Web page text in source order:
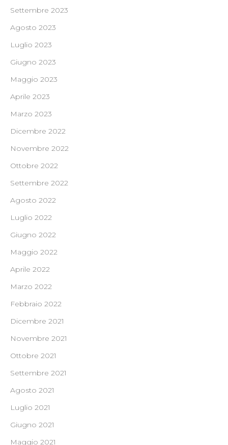
Settembre 2023
Agosto 2023
Luglio 2023
Giugno 2023
Maggio 2023
Aprile 2023
Marzo 2023
Dicembre 2022
Novembre 2022
Ottobre 2022
Settembre 2022
Agosto 2022
Luglio 2022
Giugno 2022
Maggio 2022
Aprile 2022
Marzo 2022
Febbraio 2022
Dicembre 2021
Novembre 2021
Ottobre 2021
Settembre 2021
Agosto 2021
Luglio 2021
Giugno 2021
Maggio 2021